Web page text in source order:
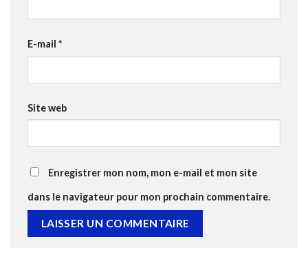
E-mail *
Site web
Enregistrer mon nom, mon e-mail et mon site
dans le navigateur pour mon prochain commentaire.